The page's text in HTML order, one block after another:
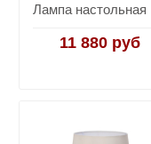
11 880 руб